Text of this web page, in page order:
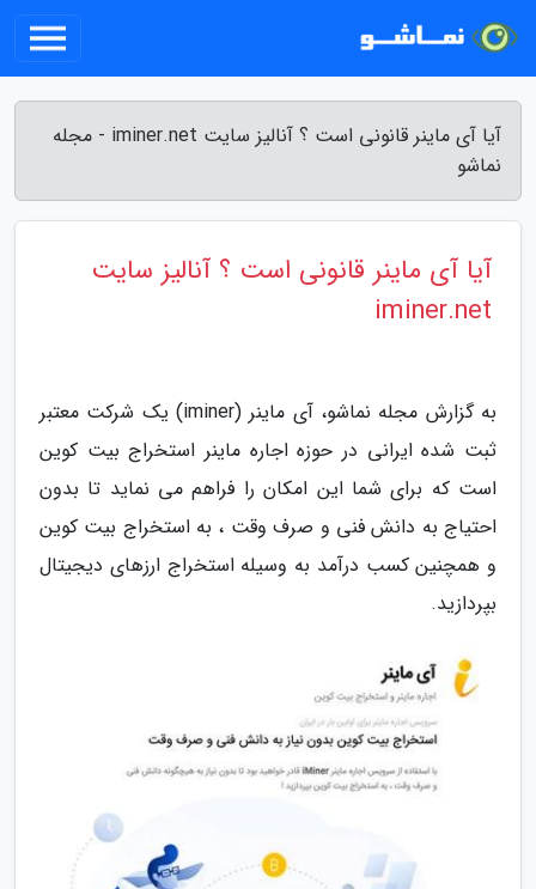
آیا آی ماینر قانونی است ؟ آنالیز سایت iminer.net - مجله
نماشو
آیا آی ماینر قانونی است ؟ آنالیز سایت
iminer.net
به گزارش مجله نماشو، آی ماینر (iminer) یک شرکت معتبر
ثبت شده ایرانی در حوزه اجاره ماینر استخراج بیت کوین
است که برای شما این امکان را فراهم می نماید تا بدون
احتیاج به دانش فنی و صرف وقت ، به استخراج بیت کوین
و همچنین کسب درآمد به وسیله استخراج ارزهای دیجیتال
بپردازید.